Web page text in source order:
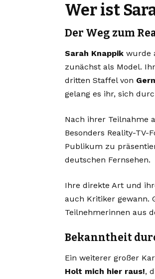
Wer ist
Der Weg zum
Sarah Knappik wurde
zunächst als Model.
dritten Staffel von
gelang es ihr, sich
Nach ihrer Teilnahme
Besonders Reality-
Publikum zu
deutschen Fernsehen.
Ihre direkte Art und
auch Kritiker gewann.
Teilnehmerinnen aus
Bekanntheit
Ein weiterer großer
Holt mich hier raus!,